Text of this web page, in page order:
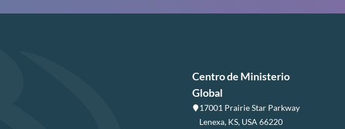
Centro de Ministerio
Global
17001 Prairie Star Parkway
Lenexa, KS, USA 66220